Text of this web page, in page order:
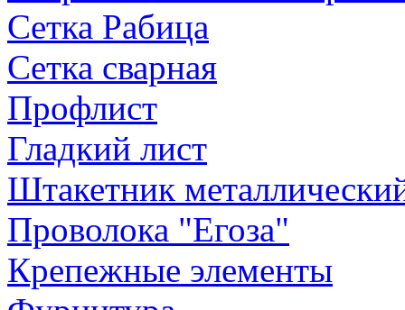
Сетка Рабица
Сетка сварная
Профлист
Гладкий лист
Штакетник
Проволока "Егоза"
Крепежные элементы